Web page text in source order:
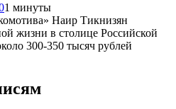
1 минуты
Наир Тикнизян
жизни в столице Российской
300-350 тысяч рублей